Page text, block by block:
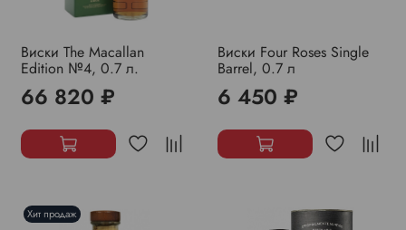
Виски The Macallan
Edition №4, 0.7 л.
66 820 ₽
Виски Four Roses Single
Barrel, 0.7 л
6 450 ₽
Хит продаж